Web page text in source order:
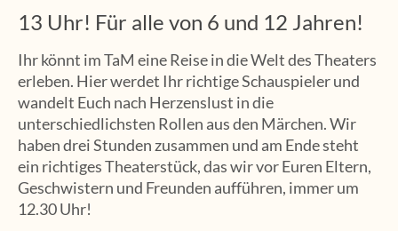
13 Uhr! Für alle von 6 und 12 Jahren!
Ihr könnt im TaM eine Reise in die Welt des Theaters
erleben. Hier werdet Ihr richtige Schauspieler und
wandelt Euch nach Herzenslust in die
unterschiedlichsten Rollen aus den Märchen. Wir
haben drei Stunden zusammen und am Ende steht
ein richtiges Theaterstück, das wir vor Euren Eltern,
Geschwistern und Freunden aufführen, immer um
12.30 Uhr!